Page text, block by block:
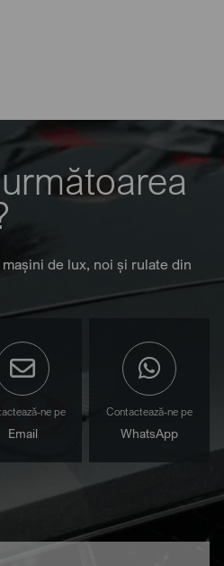
de lux, noi și rulate din
ne pe
Email
Contactează-ne pe
WhatsApp